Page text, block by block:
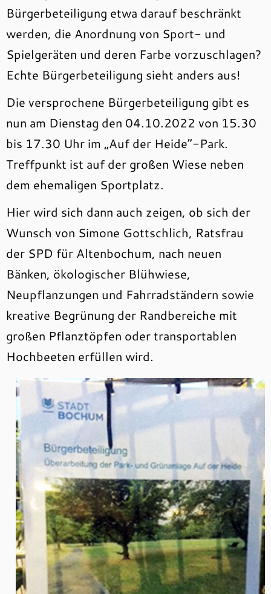
Bürgerbeteiligung etwa darauf beschränkt
werden, die Anordnung von Sport- und
Spielgeräten und deren Farbe vorzuschlagen?
Echte Bürgerbeteiligung sieht anders aus!
Die versprochene Bürgerbeteiligung gibt es
nun am Dienstag den 04.10.2022 von 15.30
bis 17.30 Uhr im „Auf der Heide“-Park.
Treffpunkt ist auf der großen Wiese neben
dem ehemaligen Sportplatz.
Hier wird sich dann auch zeigen, ob sich der
Wunsch von Simone Gottschlich, Ratsfrau
der SPD für Altenbochum, nach neuen
Bänken, ökologischer Blühwiese,
Neupflanzungen und Fahrradständern sowie
kreative Begrünung der Randbereiche mit
großen Pflanztöpfen oder transportablen
Hochbeeten erfüllen wird.